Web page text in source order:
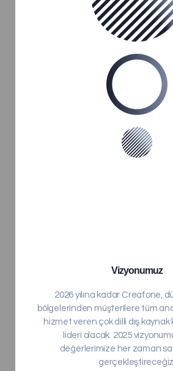
Vizyonumuz
2026 yılına kadar Creafone,
bölgelerinden müşterilere tüm
hizmet veren çok dilli dış kaynak
lideri olacak. 2025
değerlerimize her zaman